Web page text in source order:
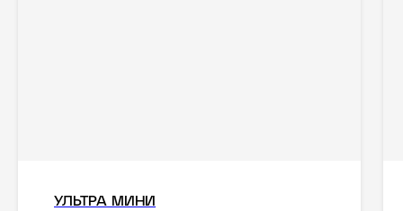
УЛЬТРА МИНИ